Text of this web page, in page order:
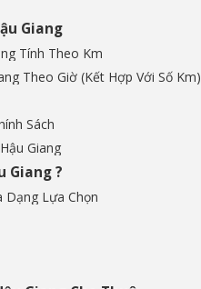
Giang
Tính Theo Km
Theo Giờ (Kết Hợp Với Số Km)
Sách
Giang
Giang ?
Dạng Lựa Chọn